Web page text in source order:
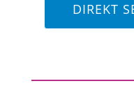
DIREKT